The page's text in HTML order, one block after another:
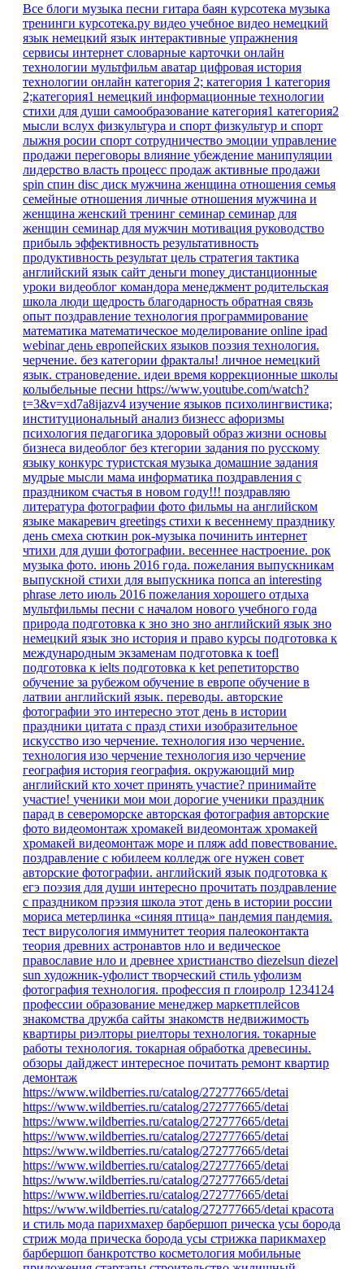
Все блоги музыка песни гитара баян курсотека музыка
тренинги курсотека.ру видео учебное видео немецкий
язык немецкий язык интерактивные упражнения
сервисы интернет словарные карточки онлайн
технологии мультфильм аватар цифровая история
технологии онлайн категория 2; категория 1 категория
2;категория1 немецкий информационные технологии
стихи для души самообразование категория1 категория2
мысли вслух физкультура и спорт физкультур и спорт
лыжня росии спорт сотрудничество эмоции управление
продажи переговоры влияние убеждение манипуляции
лидерство власть процесс продаж активные продажи
spin спин disc диск мужчина женщина отношения семья
семейные отношения личные отношения мужчина и
женщина женский тренинг семинар семинар для
женщин семинар для мужчин мотивация руководство
прибыль эффективность результативность
продуктивность результат цель стратегия тактика
английский язык сайт деньги money дистанционные
уроки видеоблог командора менеджмент родительская
школа люди щедрость благодарность обратная связь
опыт поздравление технология программирование
математика математическое моделирование online ipad
webinar день европейских языков поэзия технология.
черчение. без категории фракталы! личное немецкий
язык. страноведение. идеи время коррекционные школы
колыбельные песни https://www.youtube.com/watch?
t=3&v=xd7a8ijazv4 изучение языков психолингвистика;
институциональный анализ бизнесс афоризмы
психология педагогика здоровый образ жизни основы
бизнеса видеоблог без ктегории задания по русскому
языку конкурс туристская музыка домашние задания
мудрые мысли мама информатика поздравления с
праздником счастья в новом году!!! поздравляю
литература фотографии фото фильмы на английском
языке макаревич greetings стихи к весеннему празднику
день смеха сюткин рок-музыка починить интернет
чтихи для души фотографии. весеннее настроение. рок
музыка фото. июнь 2016 года. пожелания выпускникам
выпускной стихи для выпускника попса an interesting
phrase лето июль 2016 пожелания хорошего отдыха
мультфильмы песни с началом нового учебного года
природа подготовка к зно зно зно английский язык зно
немецкий язык зно история и право курсы подготовка к
международным экзаменам подготовка к toefl
подготовка к ielts подготовка к ket репетиторство
обучение за рубежом обучение в европе обучение в
латвии английский язык. переводы. авторские
фотографии это интересно этот день в истории
праздники цитата с празд стихи изобразительное
искусство изо черчение. технология изо черчение.
технология изо черчение технология изо черчение
география история география. окружающий мир
английский кто хочет принять участие? принимайте
участие! ученики мои мои дорогие ученики праздник
парад в североморске авторская фотография авторские
фото видеомонтаж хромакей видеомонтаж хромакей
хромакей видеомонтаж море и пляж add повествование.
поздравление с юбилеем колледж оге нужен совет
авторские фотографии. английский язык подготовка к
егэ поэзия для души интересно прочитать поздравление
с праздником прэзия школа этот день в истории россии
мориса метерлинка «синяя птица» пандемия пандемия.
тест вирусология иммунитет теория палеоконтакта
теория древних астронавтов нло и ведическое
православие нло и древнее христианство diezelsun diezel
sun художник-уфолист творческий стиль уфолизм
фотография технология. профессия п глоиролр 1234124
профессии образование менеджер маркетплейсов
знакомства дружба сайты знакомств недвижимость
квартиры риэлторы риелторы технология. токарные
работы технология. токарная обработка древесины.
обзоры дайджест интересное почитать ремонт квартир
демонтаж
https://www.wildberries.ru/catalog/272777665/detai
https://www.wildberries.ru/catalog/272777665/detai
https://www.wildberries.ru/catalog/272777665/detai
https://www.wildberries.ru/catalog/272777665/detai
https://www.wildberries.ru/catalog/272777665/detai
https://www.wildberries.ru/catalog/272777665/detai
https://www.wildberries.ru/catalog/272777665/detai
https://www.wildberries.ru/catalog/272777665/detai
https://www.wildberries.ru/catalog/272777665/detai красота
и стиль мода парихмахер барбершоп рическа усы борода
стриж мода прическа борода усы стрижка парикмахер
барбершоп банкротство косметология мобильные